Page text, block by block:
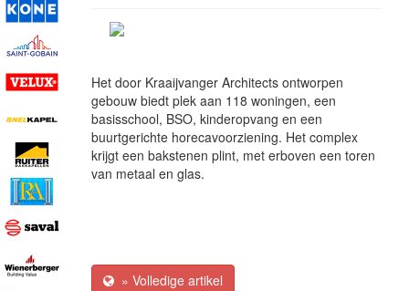
Het door Kraaijvanger Architects ontworpen
gebouw biedt plek aan 118 woningen, een
basisschool, BSO, kinderopvang en een
buurtgerichte horecavoorziening. Het complex
krijgt een bakstenen plint, met erboven een toren
van metaal en glas.
» Volledige artikel